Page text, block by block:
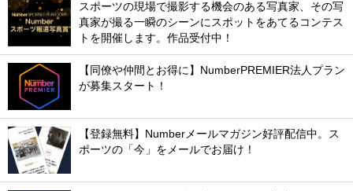
スポーツの現場で撮影する機会のある写真家、その写
真家が撮る一瞬のシーンにスポットをあてるコンテス
トを開催します。作品受付中！
【同僚や仲間とお得に】NumberPREMIER法人プラン
が募集スタート！
【登録無料】Numberメールマガジン好評配信中。ス
ポーツの「今」をメールでお届け！